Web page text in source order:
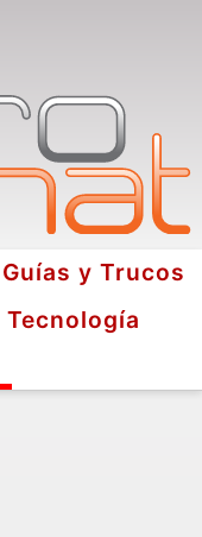
Guías y Trucos
Tecnología